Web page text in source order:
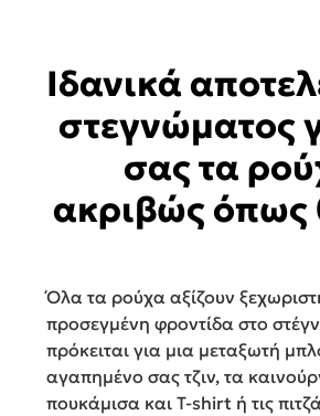
Ιδανικά
στεγνώματος
σας τα
ακριβώς όπως
Όλα τα ρούχα αξίζουν
προσεγμένη φροντίδα στο
πρόκειται για μια μεταξωτή
αγαπημένο σας τζιν, τα
πουκάμισα και T-shirt ή τις